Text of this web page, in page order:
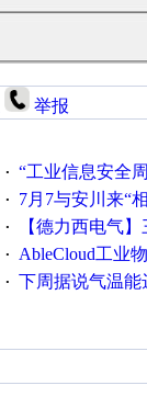
举报
· “工业信息安全周之我见”
· 7月7与安川来“
· 【德力西电气】三
· AbleCloud工业物联
· 下周据说气温能